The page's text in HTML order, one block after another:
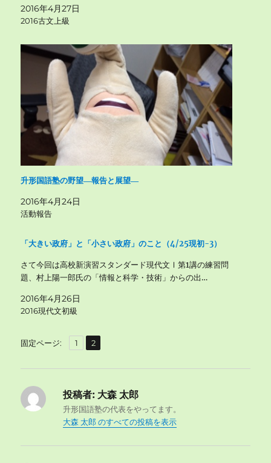
2016年4月27日
2016古文上級
升形国語塾の野望―報告と展望―
2016年4月24日
活動報告
「大きい政府」と「小さい政府」のこと（4/25現初-3）
さて今回は高校新演習スタンダード現代文Ⅰ第1講の練習問
題、村上陽一郎氏の「情報と科学・技術」からの出…
2016年4月26日
2016現代文初級
固定ページ:
固
ペ
ジ
1 ,
固
ペ
ジ
2
投稿者: 大森 太郎
升形国語塾の代表をやってます。
大森 太郎 のすべての投稿を表示